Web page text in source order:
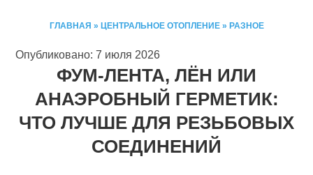
ГЛАВНАЯ » ЦЕНТРАЛЬНОЕ ОТОПЛЕНИЕ» РАЗНОЕ
Опубликовано: 7 июля 2026
ФУМ‑ЛЕНТА, ЛЁН ИЛИ
АНАЭРОБНЫЙ ГЕРМЕТИК:
ЧТО ЛУЧШЕ ДЛЯ РЕЗЬБОВЫХ
СОЕДИНЕНИЙ